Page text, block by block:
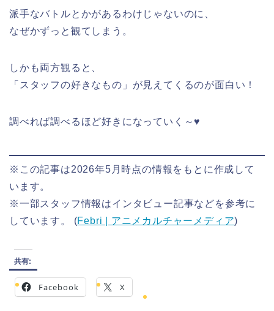
派手なバトルとかがあるわけじゃないのに、
なぜかずっと観てしまう。
しかも両方観ると、
「スタッフの好きなもの」が見えてくるのが面白い！
調べれば調べるほど好きになっていく～♥
※この記事は2026年5月時点の情報をもとに作成して
います。
※一部スタッフ情報はインタビュー記事などを参考に
しています。 (Febri | アニメカルチャーメディア)
共有:
Facebook X